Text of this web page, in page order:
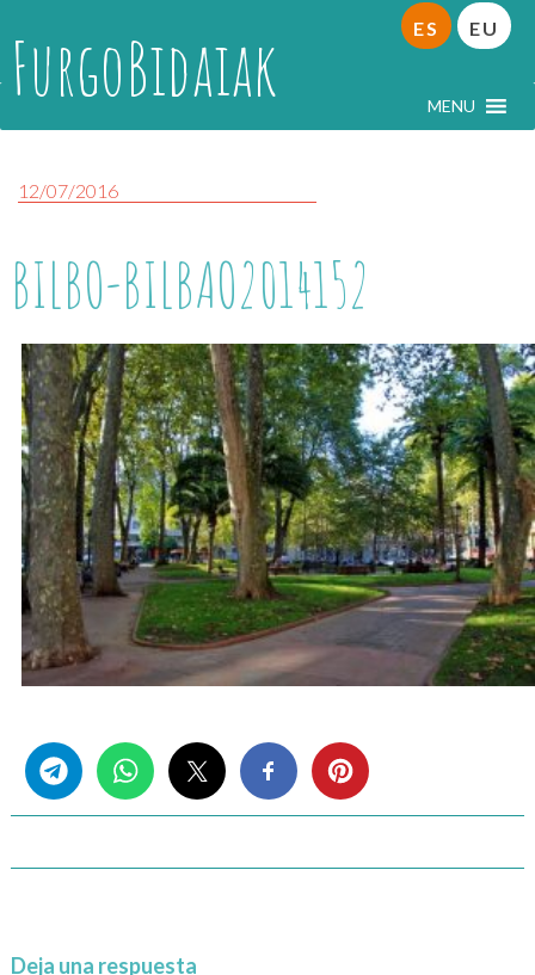
FurgoBidaiak MENU
ES EU
12/07/2016
BILBO-BILBAO2014152
Deja una respuesta